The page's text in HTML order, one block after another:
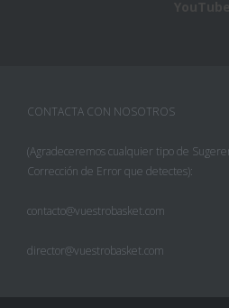
YouTube
CONTACTA CON NOSOTROS
(Agradeceremos cualquier tipo de
Corrección de Error que detectes):
contacto@vuestrobasket.com
director@vuestrobasket.com